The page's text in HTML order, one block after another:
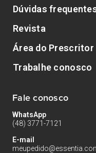
Dúvidas
Revista
Área do Prescritor
Trabalhe conosco
Fale conosco
WhatsApp
(48) 3771-7121
E-mail